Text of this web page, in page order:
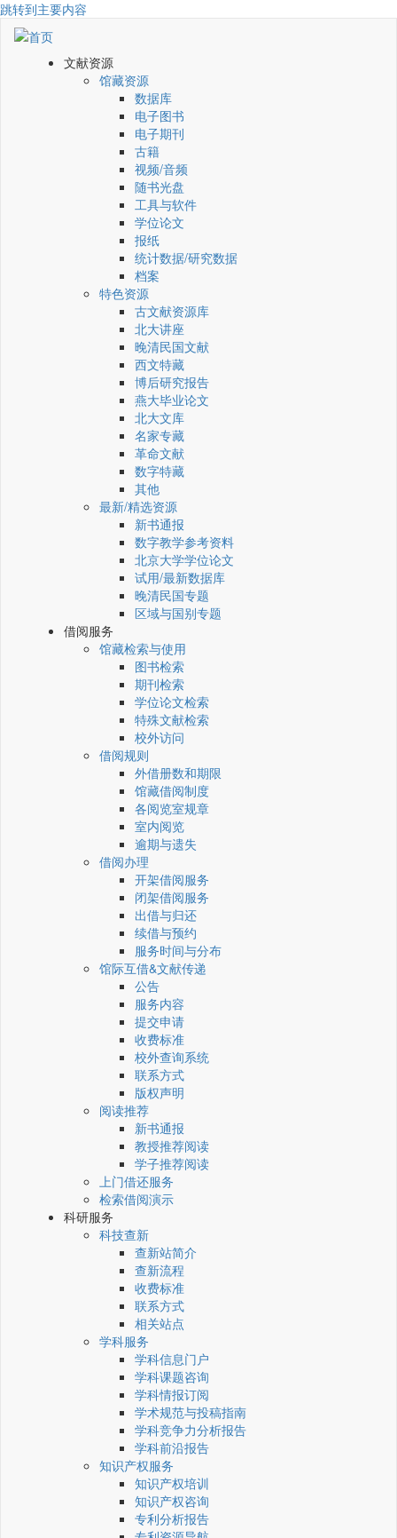
跳转到主要内容
文献资源
馆藏资源
数据库
电子图书
电子期刊
古籍
视频/音频
随书光盘
工具与软件
学位论文
报纸
统计数据/研究数据
档案
特色资源
古文献资源库
北大讲座
晚清民国文献
西文特藏
博后研究报告
燕大毕业论文
北大文库
名家专藏
革命文献
数字特藏
其他
最新/精选资源
新书通报
数字教学参考资料
北京大学学位论文
试用/最新数据库
晚清民国专题
区域与国别专题
借阅服务
馆藏检索与使用
图书检索
期刊检索
学位论文检索
特殊文献检索
校外访问
借阅规则
外借册数和期限
馆藏借阅制度
各阅览室规章
室内阅览
逾期与遗失
借阅办理
开架借阅服务
闭架借阅服务
出借与归还
续借与预约
服务时间与分布
馆际互借&文献传递
公告
服务内容
提交申请
收费标准
校外查询系统
联系方式
版权声明
阅读推荐
新书通报
教授推荐阅读
学子推荐阅读
上门借还服务
检索借阅演示
科研服务
科技查新
查新站简介
查新流程
收费标准
联系方式
相关站点
学科服务
学科信息门户
学科课题咨询
学科情报订阅
学术规范与投稿指南
学科竞争力分析报告
学科前沿报告
知识产权服务
知识产权培训
知识产权咨询
专利分析报告